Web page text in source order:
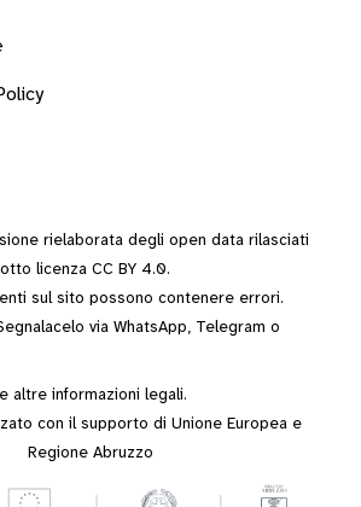
rielaborata degli open data rilasciati
licenza CC BY 4.0.
sul sito possono contenere errori.
via WhatsApp, Telegram o
altre informazioni legali.
con il supporto di Unione Europea e
Regione Abruzzo